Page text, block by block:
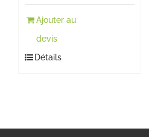
Ajouter au
devis
Détails